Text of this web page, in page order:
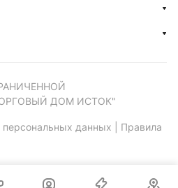
ДОМ ИСТОК"
персональных данных
Правила